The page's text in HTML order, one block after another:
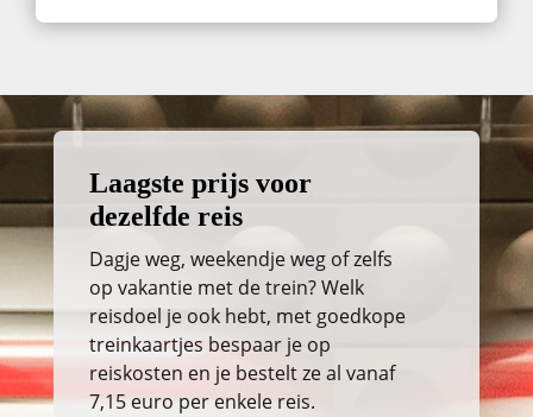
Laagste prijs voor
dezelfde reis
Dagje weg, weekendje weg of zelfs
op vakantie met de trein? Welk
reisdoel je ook hebt, met goedkope
treinkaartjes bespaar je op
reiskosten en je bestelt ze al vanaf
7,15 euro per enkele reis.